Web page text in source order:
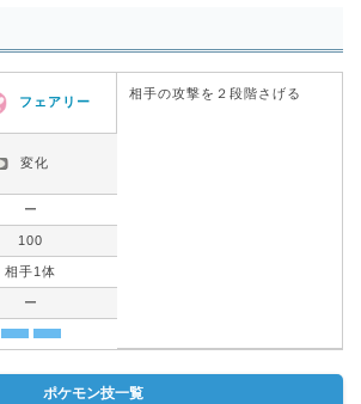
フェアリー
相手の攻撃を２段階さげる
変化
ー
100
相手1体
ー
ポケモン技一覧